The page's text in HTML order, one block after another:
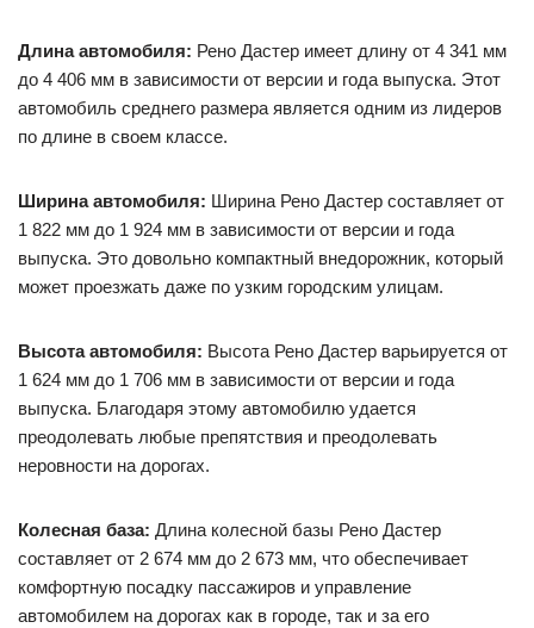
Длина автомобиля: Рено Дастер имеет длину от 4 341 мм
до 4 406 мм в зависимости от версии и года выпуска. Этот
автомобиль среднего размера является одним из лидеров
по длине в своем классе.
Ширина автомобиля: Ширина Рено Дастер составляет от
1 822 мм до 1 924 мм в зависимости от версии и года
выпуска. Это довольно компактный внедорожник, который
может проезжать даже по узким городским улицам.
Высота автомобиля: Высота Рено Дастер варьируется от
1 624 мм до 1 706 мм в зависимости от версии и года
выпуска. Благодаря этому автомобилю удается
преодолевать любые препятствия и преодолевать
неровности на дорогах.
Колесная база: Длина колесной базы Рено Дастер
составляет от 2 674 мм до 2 673 мм, что обеспечивает
комфортную посадку пассажиров и управление
автомобилем на дорогах как в городе, так и за его